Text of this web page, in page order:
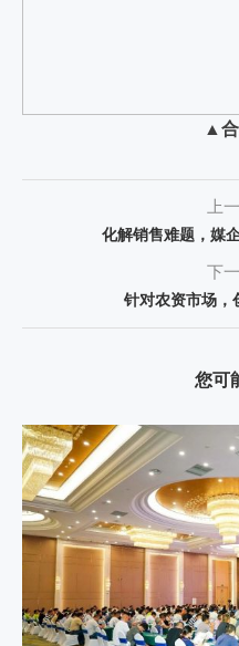
▲
上
化解销售难题，媒
下
针对农资市场，
您可